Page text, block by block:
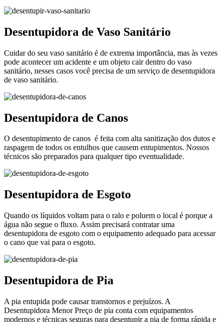
Desentupidora de Vaso Sanitário
Cuidar do seu vaso sanitário é de extrema importância, mas às vezes
pode acontecer um acidente e um objeto cair dentro do vaso
sanitário, nesses casos você precisa de um serviço de desentupidora
de vaso sanitário.
Desentupidora de Canos
O desentupimento de canos é feita com alta sanitização dos dutos e
raspagem de todos os entulhos que causem entupimentos. Nossos
técnicos são preparados para qualquer tipo eventualidade.
Desentupidora de Esgoto
Quando os líquidos voltam para o ralo e poluem o local é porque a
água não segue o fluxo. Assim precisará contratar uma
desentupidora de esgoto com o equipamento adequado para acessar
o cano que vai para o esgoto.
Desentupidora de Pia
A pia entupida pode causar transtornos e prejuízos. A
Desentupidora Menor Preço de pia conta com equipamentos
modernos e técnicas seguras para desentupir a pia de forma rápida e